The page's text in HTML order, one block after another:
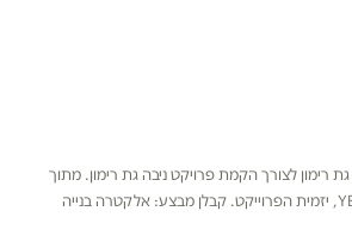
רימון לצורך הקמת פרויקט ניבה גת רימון. מתוך